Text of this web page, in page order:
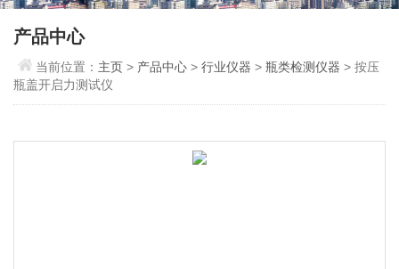
产品中心
当前位置： 主页> 产品中心 >行业仪器 >瓶类检测仪器 > 按压
瓶盖开启力测试仪